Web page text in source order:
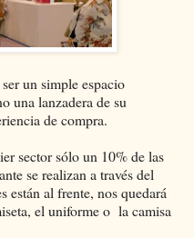
un simple espacio
una lanzadera de su
de compra.
sector sólo un 10% de las
se realizan a través del
están al frente, nos quedará
el uniforme o la camisa